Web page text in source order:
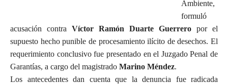
Ambiente,
formuló
acusación contra Víctor Ramón Duarte Guerrero por el
supuesto hecho punible de procesamiento ilícito de desechos. El
requerimiento conclusivo fue presentado en el Juzgado Penal de
Garantías, a cargo del magistrado Marino Méndez.
Los antecedentes dan cuenta que la denuncia fue radicada